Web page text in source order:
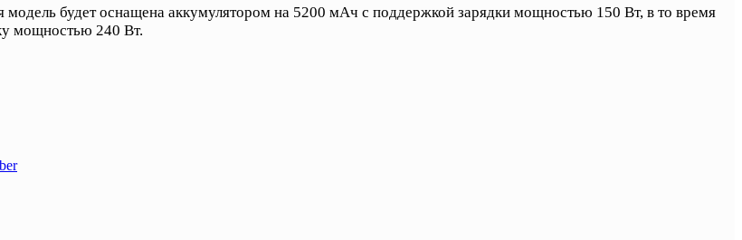
модель будет оснащена аккумулятором на 5200 мАч с поддержкой зарядки мощностью 150 Вт, в то время
мощностью 240 Вт.